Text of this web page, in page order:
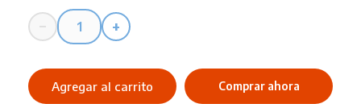
−
Tablero
Dozent
50X60
+
Agregar al carrito Comprar ahora